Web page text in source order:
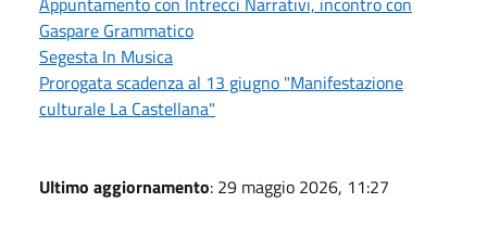
Gaspare Grammatico
Segesta In Musica
Prorogata scadenza al 13 giugno "Manifestazione
culturale La Castellana"
Ultimo aggiornamento: 29 maggio 2026, 11:27